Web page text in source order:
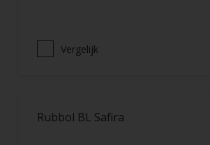
Vergelijk
Rubbol BL Safira